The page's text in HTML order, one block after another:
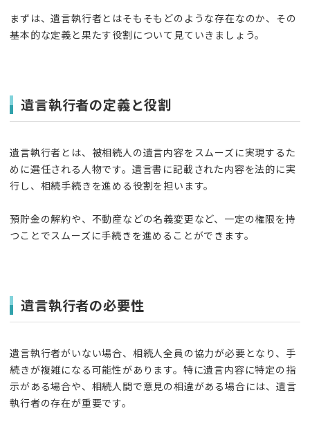
まずは、遺言執行者とはそもそもどのような存在なのか、その
基本的な定義と果たす役割について見ていきましょう。
遺言執行者の定義と役割
遺言執行者とは、被相続人の遺言内容をスムーズに実現するた
めに選任される人物です。遺言書に記載された内容を法的に実
行し、相続手続きを進める役割を担います。
預貯金の解約や、不動産などの名義変更など、一定の権限を持
つことでスムーズに手続きを進めることができます。
遺言執行者の必要性
遺言執行者がいない場合、相続人全員の協力が必要となり、手
続きが複雑になる可能性があります。特に遺言内容に特定の指
示がある場合や、相続人間で意見の相違がある場合には、遺言
執行者の存在が重要です。